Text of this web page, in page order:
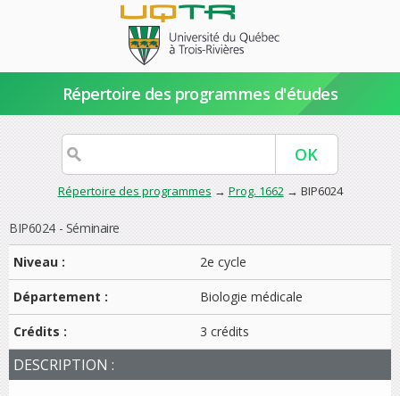
Répertoire des programmes d'études
Répertoire des programmes → Prog. 1662→ BIP6024
BIP6024 - Séminaire
Niveau :
2e cycle
Département : Biologie médicale
Crédits : 3 crédits
DESCRIPTION :